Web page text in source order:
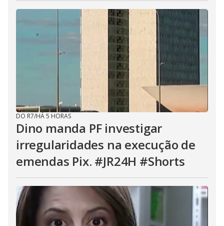
DO R7/HÁ 5 HORAS
Dino manda PF investigar
irregularidades na execução de
emendas Pix. #JR24H #Shorts